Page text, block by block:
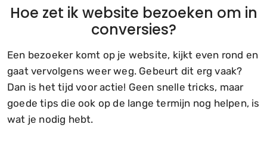
Hoe zet ik website bezoeken om in
conversies?
Een bezoeker komt op je website, kijkt even rond en
gaat vervolgens weer weg. Gebeurt dit erg vaak?
Dan is het tijd voor actie! Geen snelle tricks, maar
goede tips die ook op de lange termijn nog helpen, is
wat je nodig hebt.